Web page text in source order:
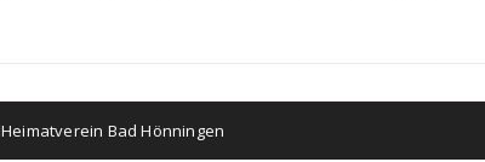
Heimatverein Bad Hönningen